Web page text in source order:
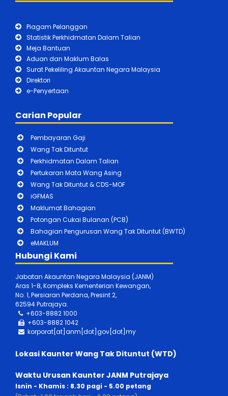
Piagam Pelanggan
Statistik Perkhidmatan Dalam Talian
Meja Bantuan
Aduan dan Maklum Balas
Surat Pekeliling Akauntan Negara Malaysia
Direktori
e-Penyertaan
Carian Popular
Pembayaran Gaji
Wang Tak Dituntut
Perkhidmatan Dalam Talian
Pertukaran Mata Wang Asing
Wang Tak Dituntut & CDS-MOF
iGFMAS
Maklumat Bahagian
Potongan Cukai Bulanan (PCB)
Bahagian Pengurusan Wang Tak Dituntut (BWTD)
eMAKLUM
Hubungi Kami
Jabatan Akauntan Negara Malaysia (JANM)
Aras 1-8, Kompleks Kementerian Kewangan,
No. 1, Persiaran Perdana, Presint 2,
62594 Putrajaya.
+603-8882 1000
+603-8882 1042
korporat[at]anm[dot]gov[dot]my
Lokasi Kaunter Wang Tak Dituntut (WTD)
Waktu Urusan Kaunter JANM Putrajaya
Isnin - Khamis : 8.30 pagi - 5.00 petang